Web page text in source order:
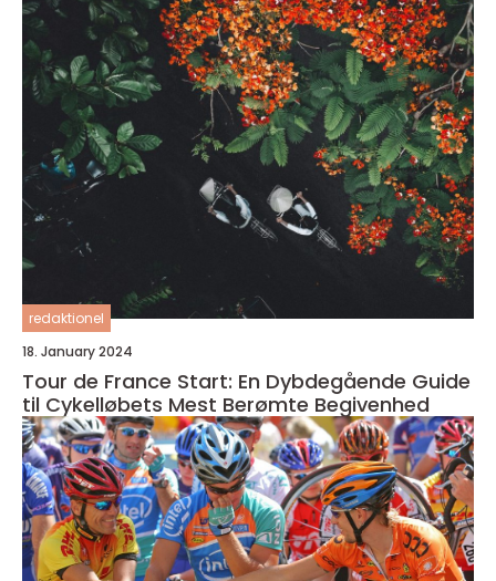
redaktionel
18. January 2024
Tour de France Start: En Dybdegående Guide
til Cykelløbets Mest Berømte Begivenhed